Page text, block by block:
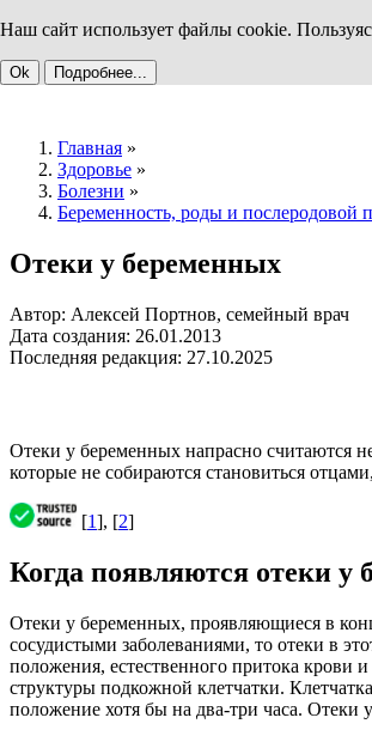
Наш сайт использует файлы cookie.
Ok Подробнее...
Главная »
Здоровье »
Болезни »
Беременность, роды и послеродовой
Отеки у беременных
Автор: Алексей Портнов, семейный врач
Дата создания: 26.01.2013
Последняя редакция: 27.10.2025
Отеки у беременных напрасно
которые не собираются становиться
[1], [2]
Когда появляются отеки у
Отеки у беременных, проявляющиеся в
сосудистыми заболеваниями, то отеки в
положения, естественного притока крови
структуры подкожной клетчатки.
положение хотя бы на два-три часа. Отеки